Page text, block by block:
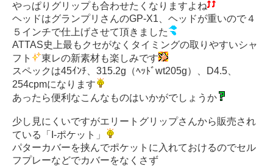
やっぱりグリップも合わせたくなりますよね
ヘッドはグランプリさんのGP-X1、ヘッドが重いので４
５インチで仕上げさせて頂きました
ATTAS史上最もクセがなくタイミングの取りやすいシャ
フト
東レの新素材も楽しみです
スペックは45ｲﾝﾁ、315.2g（ﾍｯﾄﾞwt205g）、D4.5、
254cpmになります
あったら便利なこんなものはいかがでしょうか
少し見にくいですがエリートグリップさんから販売され
ている「I-ポケット」
パターカバーを挟んでポケットに入れておけるのでセル
フプレーなどでカバーをなくさず